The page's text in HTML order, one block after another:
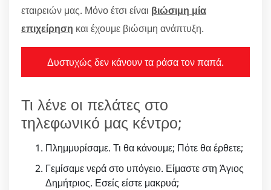
εταιρειών μας. Μόνο έτσι είναι βιώσιμη μία
επιχείρηση και έχουμε βιώσιμη ανάπτυξη.
Δυστυχώς δεν κάνουν τα ράσα τον παπά.
Τι λένε οι πελάτες στο
τηλεφωνικό μας κέντρο;
Πλημμυρίσαμε. Τι θα κάνουμε; Πότε θα έρθετε;
Γεμίσαμε νερά στο υπόγειο. Είμαστε στη Άγιος
Δημήτριος. Εσείς είστε μακρυά;